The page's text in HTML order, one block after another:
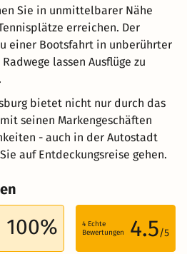
Sie in unmittelbarer Nähe
erreichen. Der
einer Bootsfahrt in unberührter
lassen Ausflüge zu
bietet nicht nur durch das
seinen Markengeschäften
- auch in der Autostadt
auf Entdeckungsreise gehen.
100% 4 Echte
Bewertungen
4.5/5